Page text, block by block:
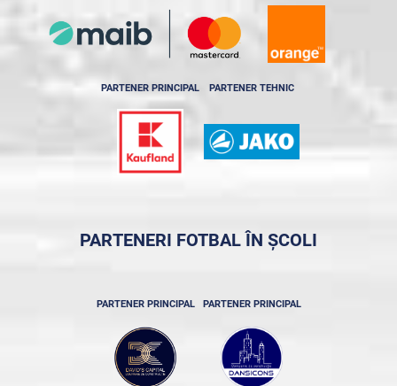
PARTENER PRINCIPAL PARTENER TEHNIC
PARTENERI FOTBAL ÎN ȘCOLI
PARTENER PRINCIPAL PARTENER PRINCIPAL